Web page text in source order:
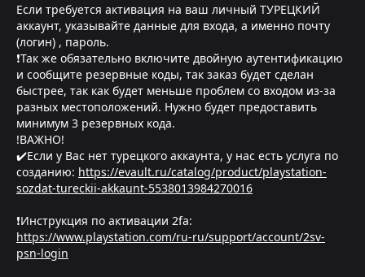
Если требуется активация на ваш личный ТУРЕЦКИЙ
аккаунт, указывайте данные для входа, а именно почту
(логин) , пароль.
❗Так же обязательно включите двойную аутентификацию
и сообщите резервные коды, так заказ будет сделан
быстрее, так как будет меньше проблем со входом из-за
разных местоположений. Нужно будет предоставить
минимум 3 резервных кода.
!ВАЖНО!
✔️Если у Вас нет турецкого аккаунта, у нас есть услуга по
созданию: https://evault.ru/catalog/product/playstation-
sozdat-tureckii-akkaunt-5538013984270016
❗Инструкция по активации 2fa:
https://www.playstation.com/ru-ru/support/account/2sv-
psn-login